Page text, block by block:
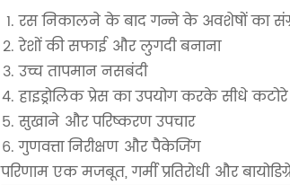
रस निकालने के बाद गन्ने के अवशेषों का
रेशों की सफाई और लुगदी बनाना
उच्च तापमान नसबंदी
हाइड्रोलिक प्रेस का उपयोग करके सीधे
सुखाने और परिष्करण उपचार
गुणवत्ता निरीक्षण और पैकेजिंग
परिणाम एक मजबूत, गर्मी प्रतिरोधी और